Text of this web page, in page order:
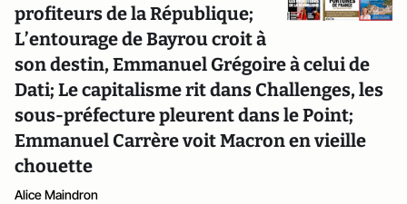
profiteurs de la République;
L’entourage de Bayrou croit à
son destin, Emmanuel Grégoire à celui de
Dati; Le capitalisme rit dans Challenges, les
sous-préfecture pleurent dans le Point;
Emmanuel Carrère voit Macron en vieille
chouette
Alice Maindron